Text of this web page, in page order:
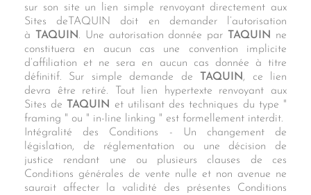
sur son site un lien simple renvoyant directement aux
Sites deTAQUIN doit en demander l’autorisation
à
TAQUIN. Une autorisation donnée par TAQUIN
ne
constituera en aucun cas une convention implicite
d’affiliation et ne sera en aucun cas donnée à titre
définitif. Sur simple demande de
TAQUIN, ce lien
devra être retiré. Tout lien hypertexte renvoyant aux
Sites de
TAQUIN
et utilisant des techniques du type "
framing " ou " in-line linking " est formellement interdit.
Intégralité des Conditions - Un changement de
législation, de réglementation ou une décision de
justice rendant une ou plusieurs clauses de ces
Conditions générales de vente nulle et non avenue ne
saurait affecter la validité des présentes Conditions